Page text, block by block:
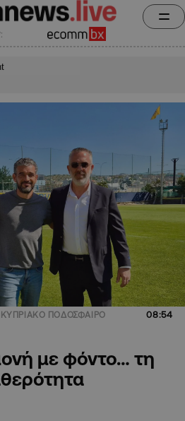
ΚΥΠΡΙΑΚΟ ΠΟΔΟΣΦΑΙΡΟ 08:54
με φόντο… τη